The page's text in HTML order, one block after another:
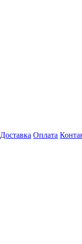
Доставка Оплата